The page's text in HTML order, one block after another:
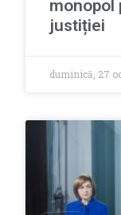
monopol
justiției
duminică, 27